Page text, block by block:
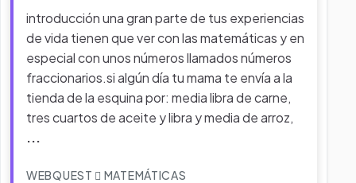
introducción una gran parte de tus experiencias
de vida tienen que ver con las matemáticas y en
especial con unos números llamados números
fraccionarios.si algún día tu mama te envía a la
tienda de la esquina por: media libra de carne,
tres cuartos de aceite y libra y media de arroz,
...
WEBQUEST MATEMÁTICAS